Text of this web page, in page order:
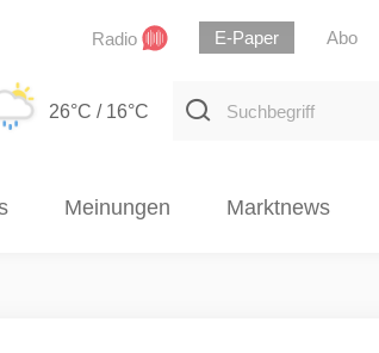
Radio E-Paper Abo
26°C / 16°C
Suchbegriff
Meinungen Marktnews